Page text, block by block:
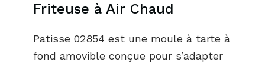
Friteuse à Air Chaud
Patisse 02854 est une moule à tarte à
fond amovible conçue pour s’adapter